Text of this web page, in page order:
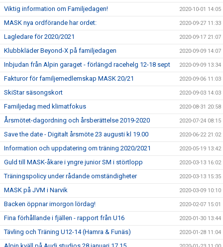
Viktig information om Familjedagen! 2020-10-01 14:05
MASK nya ordförande har ordet: 2020-09-27 11:33
Lagledare för 2020/2021 2020-09-17 21:07
Klubbkläder Beyond-X på familjedagen 2020-09-09 14:07
Inbjudan från Alpin garaget - förlängd racehelg 12-18 sept 2020-09-09 13:34
Fakturor för familjemedlemskap MASK 20/21 2020-09-06 11:03
SkiStar säsongskort 2020-09-03 14:03
Familjedag med klimatfokus 2020-08-31 20:58
Årsmötet-dagordning och årsberättelse 2019-2020 2020-07-24 08:15
Save the date - Digitalt årsmöte 23 augusti kl 19.00 2020-06-22 21:02
Information och uppdatering om träning 2020/2021 2020-05-19 13:42
Guld till MASK-åkare i yngre junior SM i störtlopp 2020-03-13 16:02
Träningspolicy under rådande omständigheter 2020-03-13 15:35
MASK på JVM i Narvik 2020-03-09 10:10
Backen öppnar imorgon lördag! 2020-02-07 15:01
Fina förhållande i fjällen - rapport från U16 2020-01-30 13:44
Tävling och Träning U12-14 (Hamra & Funäs) 2020-01-28 11:04